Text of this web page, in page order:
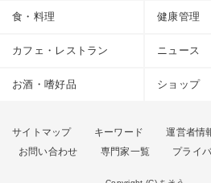
食・料理 健康管理
カフェ・レストラン ニュース
お酒・嗜好品 ショップ
サイトマップ キーワード 運営者情
お問い合わせ
専門家一覧 プライ